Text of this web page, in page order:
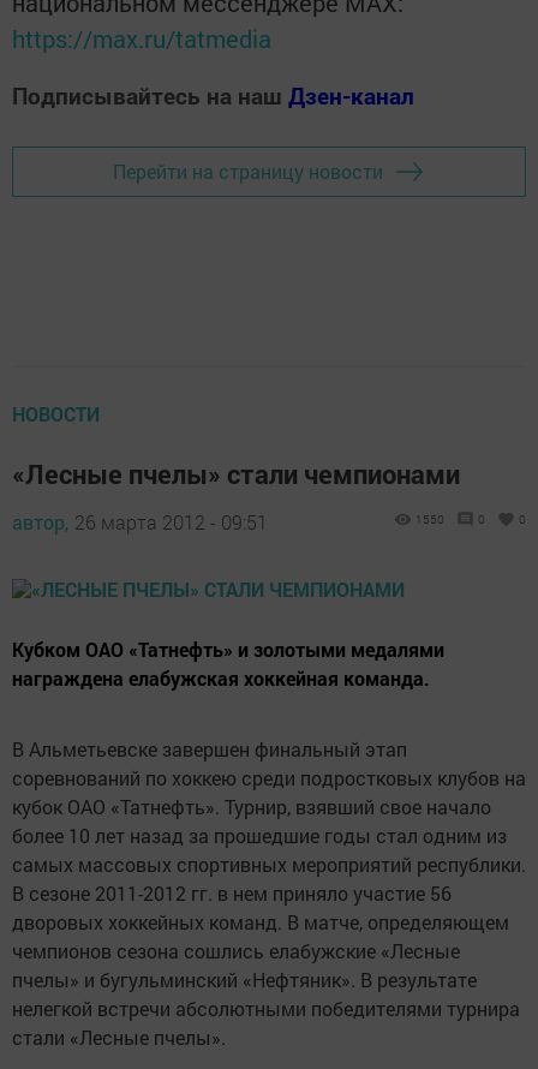
https://max.ru/tatmedia
Подписывайтесь на наш Дзен-канал
Перейти на страницу новости
НОВОСТИ
«Лесные пчелы» стали чемпионами
автор, 26 марта 2012 - 09:51 1550 0 0
Кубком ОАО «Татнефть» и золотыми медалями
награждена елабужская хоккейная команда.
В Альметьевске завершен финальный этап
соревнований по хоккею среди подростковых клубов на
кубок ОАО «Татнефть». Турнир, взявший свое начало
более 10 лет назад за прошедшие годы стал одним из
самых массовых спортивных мероприятий республики.
В сезоне 2011-2012 гг. в нем приняло участие 56
дворовых хоккейных команд. В матче, определяющем
чемпионов сезона сошлись елабужские «Лесные
пчелы» и бугульминский «Нефтяник». В результате
нелегкой встречи абсолютными победителями турнира
стали «Лесные пчелы».